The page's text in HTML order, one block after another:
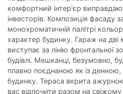
комфортний інтер'єр
інвесторів. Композиція фасаду
монохроматичній палітрі
характер будинку. Гараж на
виступає за лінію фронтальної
будівлі. Мешканці, безумовно,
плавно поєднаною як із денною,
будинку. Тераса вкрита
вас відпочити разом на свіжому